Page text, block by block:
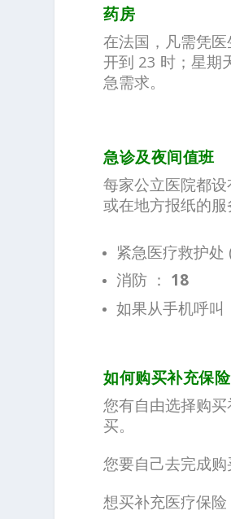
药房
在法国，凡需凭
开到 23 时；星期
急需求。
急诊及夜间值班
每家公立医院都
或在地方报纸的服
紧急医疗救护处
消防 ： 18
如果从手机呼叫
如何购买补充保险
您有自由选择购
买。
您要自己去完成购
想买补充医疗保险